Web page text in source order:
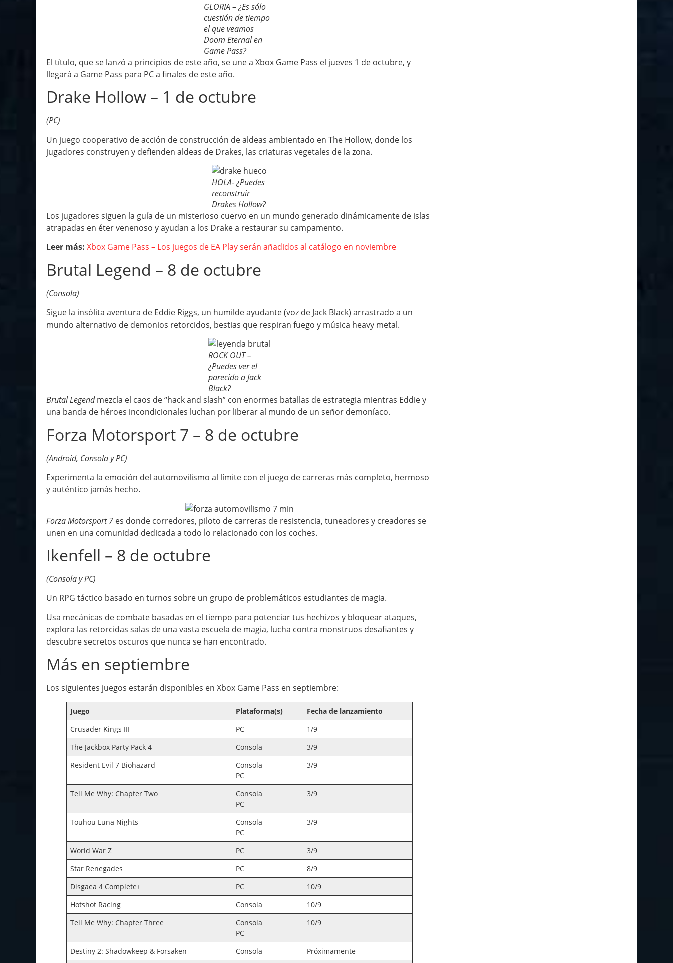
GLORIA – ¿Es sólo
cuestión de tiempo
el que veamos
Doom Eternal en
Game Pass?
El título, que se lanzó a principios de este año, se une a Xbox Game Pass el jueves 1 de octubre, y
llegará a Game Pass para PC a finales de este año.
Drake Hollow – 1 de octubre
(PC)
Un juego cooperativo de acción de construcción de aldeas ambientado en The Hollow, donde los
jugadores construyen y defienden aldeas de Drakes, las criaturas vegetales de la zona.
HOLA- ¿Puedes
reconstruir
Drakes Hollow?
Los jugadores siguen la guía de un misterioso cuervo en un mundo generado dinámicamente de islas
atrapadas en éter venenoso y ayudan a los Drake a restaurar su campamento.
Leer más: Xbox Game Pass – Los juegos de EA Play serán añadidos al catálogo en noviembre
Brutal Legend – 8 de octubre
(Consola)
Sigue la insólita aventura de Eddie Riggs, un humilde ayudante (voz de Jack Black) arrastrado a un
mundo alternativo de demonios retorcidos, bestias que respiran fuego y música heavy metal.
ROCK OUT –
¿Puedes ver el
parecido a Jack
Black?
Brutal Legendmezcla el caos de “hack and slash” con enormes batallas de estrategia mientras Eddie y
una banda de héroes incondicionales luchan por liberar al mundo de un señor demoníaco.
Forza Motorsport 7 – 8 de octubre
(Android, Consola y PC)
Experimenta la emoción del automovilismo al límite con el juego de carreras más completo, hermoso
y auténtico jamás hecho.
Forza Motorsport 7 es donde corredores, piloto de carreras de resistencia, tuneadores y creadores se
unen en una comunidad dedicada a todo lo relacionado con los coches.
Ikenfell – 8 de octubre
(Consola y PC)
Un RPG táctico basado en turnos sobre un grupo de problemáticos estudiantes de magia.
Usa mecánicas de combate basadas en el tiempo para potenciar tus hechizos y bloquear ataques,
explora las retorcidas salas de una vasta escuela de magia, lucha contra monstruos desafiantes y
descubre secretos oscuros que nunca se han encontrado.
Más en septiembre
Los siguientes juegos estarán disponibles en Xbox Game Pass en septiembre:
Juego Plataforma(s)
Fecha de lanzamiento
Crusader Kings III
PC
1/9
The Jackbox Party Pack 4
Consola
3/9
Resident Evil 7 Biohazard
Consola
PC
3/9
Tell Me Why: Chapter Two
Consola
PC
3/9
Touhou Luna Nights
Consola
PC
3/9
World War Z PC
3/9
Star Renegades
PC
8/9
Disgaea 4 Complete+
PC
10/9
Hotshot Racing
Consola
10/9
Tell Me Why: Chapter Three
Consola
PC
10/9
Destiny 2: Shadowkeep & Forsaken Consola Próximamente